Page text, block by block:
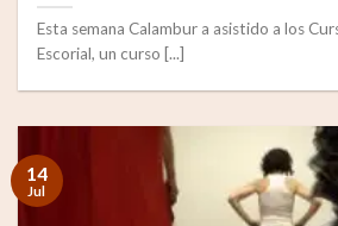
Esta semana Calambur a asistido a los
Escorial, un curso [...]
14
Jul